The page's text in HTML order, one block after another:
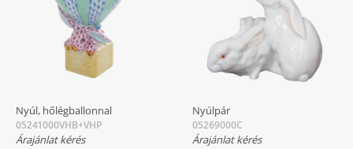
Nyúl, hőlégballonnal
05241000VHB+VHP
Árajánlat kérés
Nyúlpár
05269000C
Árajánlat kérés